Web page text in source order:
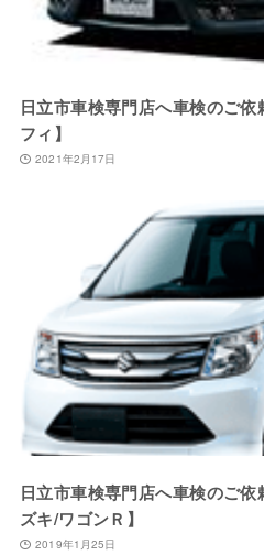
日立市車検専門店へ車検のご
フィ】
2021年2月17日
日立市車検専門店へ車検のご
ズキ/ワゴンＲ】
2019年1月25日